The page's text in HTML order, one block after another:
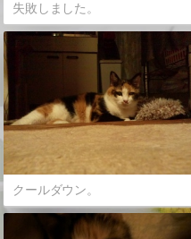
失敗しました。
クールダウン。